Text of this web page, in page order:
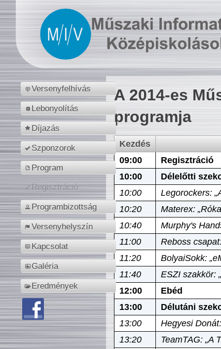
Versenyfelhívás
Lebonyolítás
Díjazás
Szponzorok
Program
Regisztráció
Programbizottság
Versenyhelyszín
Kapcsolat
Galéria
Eredmények
A 2014-es
programja
Kezdés
09:00
Regisztráció
10:00
Délelőtti
10:00
Legorockers:
10:20
Materex:
10:40
Murphy's
11:00
Reboss
11:20
BolyaiSokk:
11:40
ESZI szakkör:
12:00
Ebéd
13:00
Délutáni
13:00
Hegyesi
13:20
TeamTAG: „A